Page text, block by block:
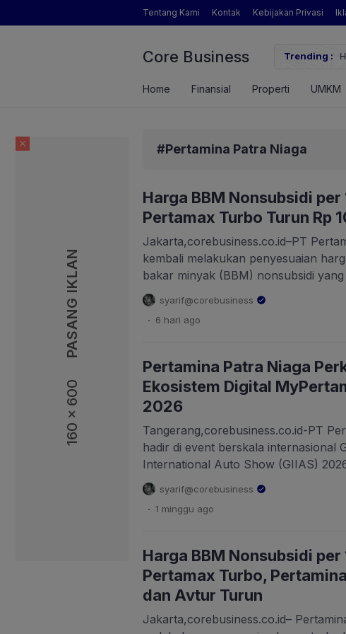
160 x 600
PASANG IKLAN
Tentang Kami Kontak Kebijakan Privasi
Core Business Trending :
Pertanian yang Dimaksud Mentan Amran?
Home Finansial Properti UMKM
#Pertamina Patra Niaga
Harga BBM Nonsubsidi per
Pertamax Turbo Turun Rp
Jakarta,corebusiness.co.id–PT
kembali melakukan penyesuaian
bakar minyak (BBM) nonsubsidi
Agustus 2026. Penyesuaian harga ini
ketentuan dan arahan pemerintah
memperhatikan daya beli masyarakat
Communication Pertamina Patra
menyampaikan bahwa penyesuaian
nonsubsidi […]
syarif@corebusiness
. 6 hari ago
Pertamina Patra Niaga
Ekosistem Digital
2026
Tangerang,corebusiness.co.id-PT
hadir di event berskala internasional
International Auto Show (GIIAS)
pada 30 Juli hingga 9 Agustus 2026 di
Convention Exhibition atau ICE BSD
Booth Pertamina Patra Niaga yang
ekosistem energi terintegrasi untuk
kebutuhan mobilitas […]
syarif@corebusiness
. 1 minggu ago
Harga BBM Nonsubsidi per
Pertamax Turbo,
dan Avtur Turun
Jakarta,corebusiness.co.id–